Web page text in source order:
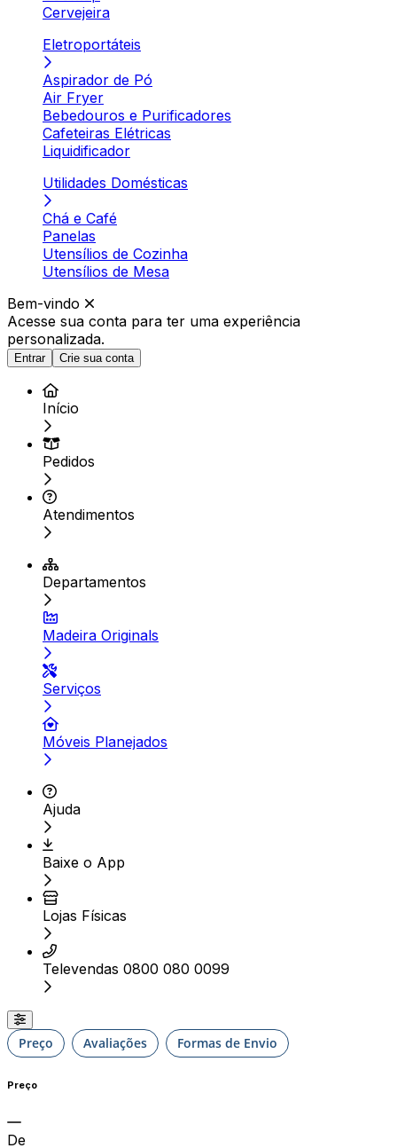
Cervejeira
Eletroportáteis
Aspirador de Pó
Air Fryer
Bebedouros e Purificadores
Cafeteiras Elétricas
Liquidificador
Utilidades Domésticas
Chá e Café
Panelas
Utensílios de Cozinha
Utensílios de Mesa
Bem-vindo
Acesse sua conta para ter uma experiência
personalizada.
Entrar Crie sua conta
Início
Pedidos
Atendimentos
Departamentos
Madeira Originals
Serviços
Móveis Planejados
Ajuda
Baixe o App
Lojas Físicas
Televendas 0800 080 0099
Preço Avaliações Formas de Envio
Preço
De